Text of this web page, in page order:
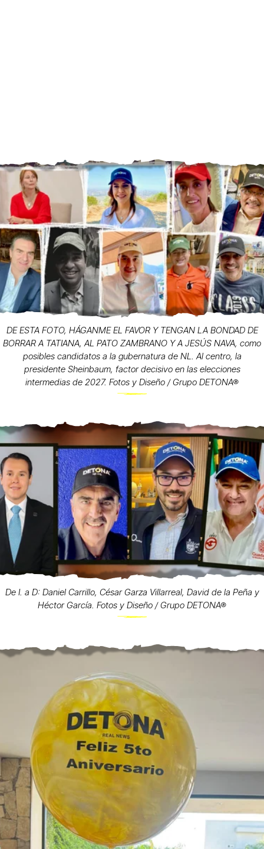
DE ESTA FOTO, HÁGANME EL FAVOR Y TENGAN LA BONDAD DE
BORRAR A TATIANA, AL PATO ZAMBRANO Y A JESÚS NAVA, como
posibles candidatos a la gubernatura de NL. Al centro, la
presidente Sheinbaum, factor decisivo en las elecciones
intermedias de 2027. Fotos y Diseño / Grupo DETONA®
De I. a D: Daniel Carrillo, César Garza Villarreal, David de la Peña y
Héctor García. Fotos y Diseño / Grupo DETONA®